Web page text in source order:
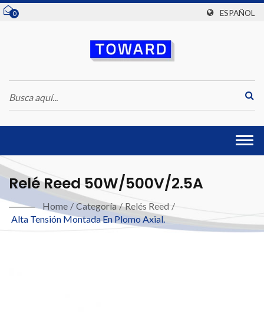
0 ESPAÑOL
Relé Reed 50W/500V/2.5A
Home / Categoría / Relés Reed /
Alta Tensión Montada En Plomo Axial.